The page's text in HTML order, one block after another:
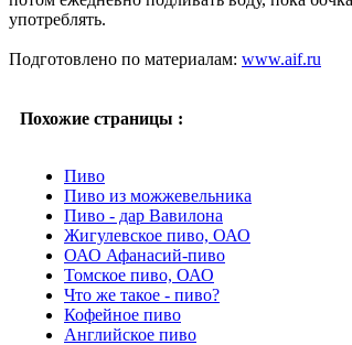
употреблять.
Подготовлено по материалам: www.aif.ru
Похожие страницы :
Пиво
Пиво из можжевельника
Пиво - дар Вавилона
Жигулевское пиво, ОАО
ОАО Афанасий-пиво
Томское пиво, ОАО
Что же такое - пиво?
Кофейное пиво
Английское пиво